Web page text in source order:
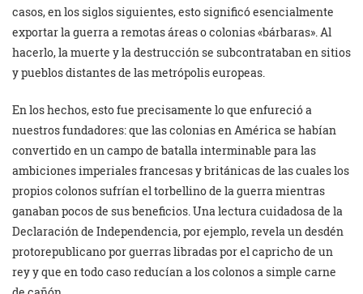
casos, en los siglos siguientes, esto significó esencialmente
exportar la guerra a remotas áreas o colonias «bárbaras». Al
hacerlo, la muerte y la destrucción se subcontrataban en sitios
y pueblos distantes de las metrópolis europeas.
En los hechos, esto fue precisamente lo que enfureció a
nuestros fundadores: que las colonias en América se habían
convertido en un campo de batalla interminable para las
ambiciones imperiales francesas y británicas de las cuales los
propios colonos sufrían el torbellino de la guerra mientras
ganaban pocos de sus beneficios. Una lectura cuidadosa de la
Declaración de Independencia, por ejemplo, revela un desdén
protorepublicano por guerras libradas por el capricho de un
rey y que en todo caso reducían a los colonos a simple carne